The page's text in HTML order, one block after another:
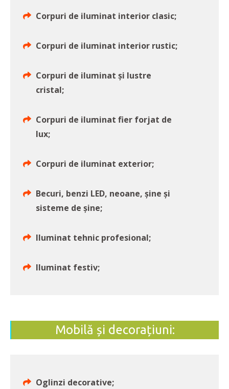
Corpuri de iluminat interior clasic;
Corpuri de iluminat interior rustic;
Corpuri de iluminat și lustre
cristal;
Corpuri de iluminat fier forjat de
lux;
Corpuri de iluminat exterior;
Becuri, benzi LED, neoane, şine şi
sisteme de şine;
Iluminat tehnic profesional;
Iluminat festiv;
Mobilă și decorațiuni:
Oglinzi decorative;